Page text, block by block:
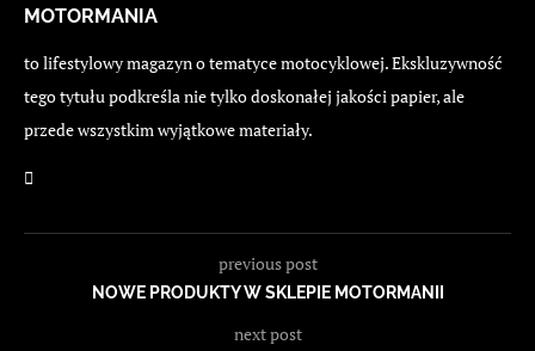
MOTORMANIA
to lifestylowy magazyn o tematyce motocyklowej. Ekskluzywność
tego tytułu podkreśla nie tylko doskonałej jakości papier, ale
przede wszystkim wyjątkowe materiały.
previous post
NOWE PRODUKTY W SKLEPIE MOTORMANII
next post